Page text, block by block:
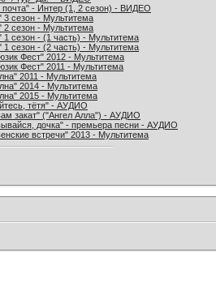
почта" - Интер (1, 2 сезон) - ВИДЕО
3 сезон - Мультитема
2 сезон - Мультитема
1 сезон - (1 часть) - Мультитема
1 сезон - (2 часть) - Мультитема
Фест" 2012 - Мультитема
Фест" 2011 - Мультитема
2011 - Мультитема
2014 - Мультитема
2015 - Мультитема
тётя" - АУДИО
закат" ("Ангел Алла") - АУДИО
дочка" - премьера песни - АУДИО
встречи" 2013 - Мультитема